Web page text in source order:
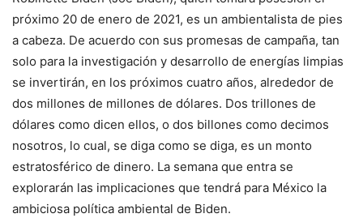
próximo 20 de enero de 2021, es un ambientalista de pies
a cabeza. De acuerdo con sus promesas de campaña, tan
solo para la investigación y desarrollo de energías limpias
se invertirán, en los próximos cuatro años, alrededor de
dos millones de millones de dólares. Dos trillones de
dólares como dicen ellos, o dos billones como decimos
nosotros, lo cual, se diga como se diga, es un monto
estratosférico de dinero. La semana que entra se
explorarán las implicaciones que tendrá para México la
ambiciosa política ambiental de Biden.